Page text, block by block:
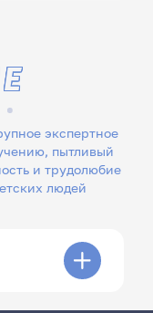
экспертное
пытливый
людей